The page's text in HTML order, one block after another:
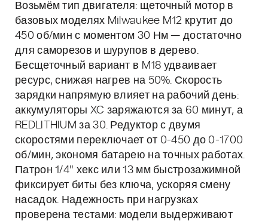
Возьмём тип двигателя: щеточный мотор в
базовых моделях Milwaukee M12 крутит до
450 об/мин с моментом 30 Нм — достаточно
для саморезов и шурупов в дерево.
Бесщеточный вариант в M18 удваивает
ресурс, снижая нагрев на 50%. Скорость
зарядки напрямую влияет на рабочий день:
аккумуляторы XC заряжаются за 60 минут, а
REDLITHIUM за 30. Редуктор с двумя
скоростями переключает от 0-450 до 0-1700
об/мин, экономя батарею на точных работах.
Патрон 1/4" хекс или 13 мм быстрозажимной
фиксирует биты без ключа, ускоряя смену
насадок. Надежность при нагрузках
проверена тестами: модели выдерживают